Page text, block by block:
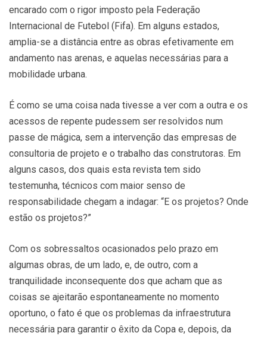
encarado com o rigor imposto pela Federação
Internacional de Futebol (Fifa). Em alguns estados,
amplia-se a distância entre as obras efetivamente em
andamento nas arenas, e aquelas necessárias para a
mobilidade urbana.
É como se uma coisa nada tivesse a ver com a outra e os
acessos de repente pudessem ser resolvidos num
passe de mágica, sem a intervenção das empresas de
consultoria de projeto e o trabalho das construtoras. Em
alguns casos, dos quais esta revista tem sido
testemunha, técnicos com maior senso de
responsabilidade chegam a indagar: “E os projetos? Onde
estão os projetos?”
Com os sobressaltos ocasionados pelo prazo em
algumas obras, de um lado, e, de outro, com a
tranquilidade inconsequente dos que acham que as
coisas se ajeitarão espontaneamente no momento
oportuno, o fato é que os problemas da infraestrutura
necessária para garantir o êxito da Copa e, depois, da